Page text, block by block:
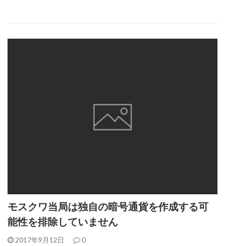
モスクワ当局は独自の暗号通貨を作成する可
能性を排除していません
2017年9月12日 0